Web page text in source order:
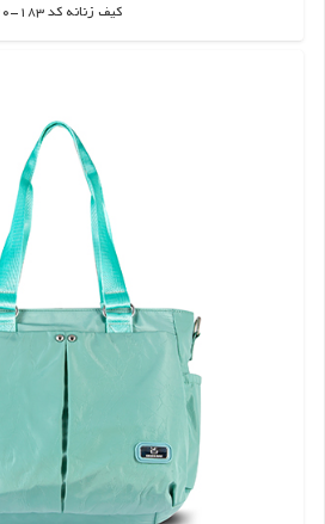
کیف زنانه کد 183-20
اطلاعات بیشتر